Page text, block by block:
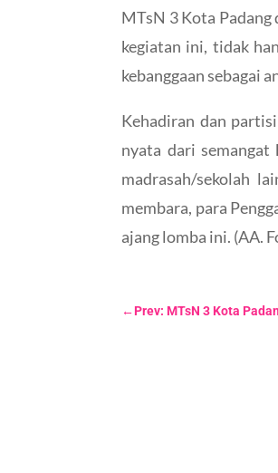
MTsN 3 Kota
kegiatan ini, tidak
kebanggaan sebagai
Kehadiran dan
nyata dari semangat
madrasah/sekolah
membara, para
ajang lomba ini. (AA.
←Prev: MTsN 3 Kota